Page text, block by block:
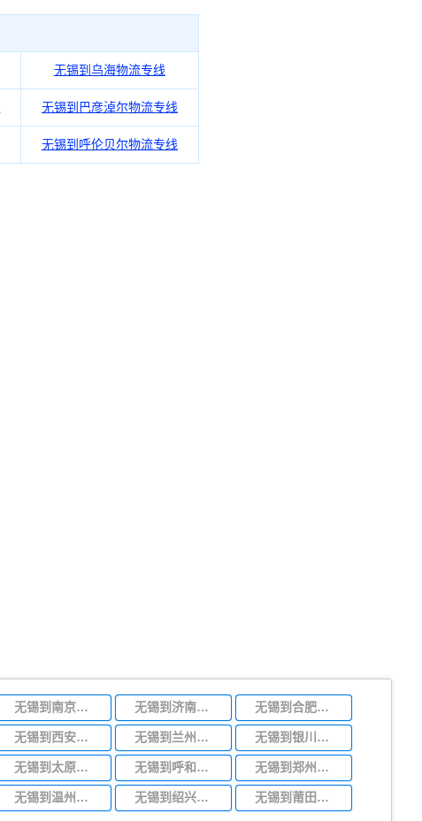
无锡到乌海物流专线
无锡到巴彦淖尔物流专线
无锡到呼伦贝尔物流专线
无锡到南京物流专线 无锡到济南物流专线 无锡到合肥物流专线
无锡到西安物流专线 无锡到兰州物流专线 无锡到银川物流专线
无锡到太原物流专线 无锡到呼和浩特物流专线 无锡到郑州物流专线
无锡到温州物流专线 无锡到绍兴物流专线 无锡到莆田物流专线